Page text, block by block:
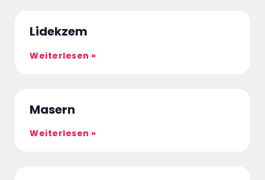
Lidekzem
Weiterlesen »
Masern
Weiterlesen »